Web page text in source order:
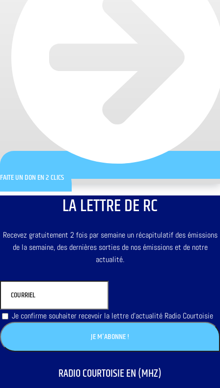
FAITE UN DON EN 2 CLICS
LA LETTRE DE RC
Recevez gratuitement 2 fois par semaine un récapitulatif des émissions
de la semaine, des dernières sorties de nos émissions et de notre
actualité.
Je confirme souhaiter recevoir la lettre d'actualité Radio Courtoisie
RADIO COURTOISIE EN (MHZ)